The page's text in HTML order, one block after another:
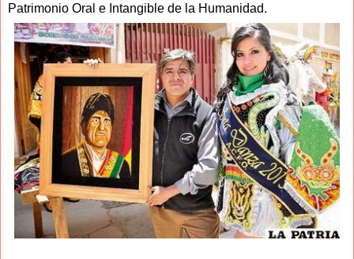
Patrimonio Oral e Intangible de la Humanidad.